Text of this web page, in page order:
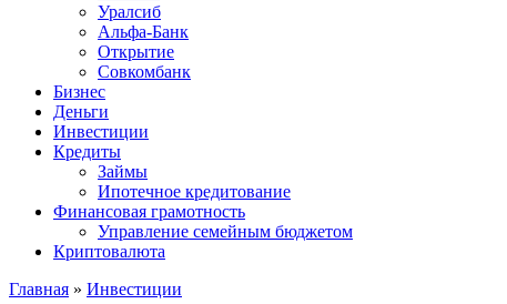
Уралсиб
Альфа-Банк
Открытие
Совкомбанк
Бизнес
Деньги
Инвестиции
Кредиты
Займы
Ипотечное кредитование
Финансовая грамотность
Управление семейным бюджетом
Криптовалюта
Главная » Инвестиции